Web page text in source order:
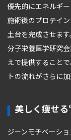
優先的にエネルギ
施術後のプロテイ
土台を完成させます
分子栄養医学研究
えで提供すること
トの流れがさらに加
美しく痩せ
ジーンモチベーシ